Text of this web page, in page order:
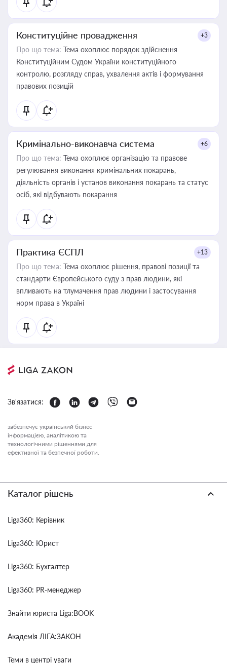
Конституційне провадження +3
Про що тема: Тема охоплює порядок здійснення
Конституційним Судом України конституційного
контролю, розгляду справ, ухвалення актів і формування
правових позицій
Кримінально-виконавча система +6
Про що тема: Тема охоплює організацію та правове
регулювання виконання кримінальних покарань,
діяльність органів і установ виконання покарань та статус
осіб, які відбувають покарання
Практика ЄСПЛ +13
Про що тема: Тема охоплює рішення, правові позиції та
стандарти Європейського суду з прав людини, які
впливають на тлумачення прав людини і застосування
норм права в Україні
Зв'язатися:
забезпечує український бізнес
інформацією, аналітикою та
технологічними рішеннями для
ефективної та безпечної роботи.
Каталог рішень
Liga360: Керівник
Liga360: Юрист
Liga360: Бухгалтер
Liga360: PR-менеджер
Знайти юриста Liga:BOOK
Академія ЛІГА:ЗАКОН
Теми в центрі уваги